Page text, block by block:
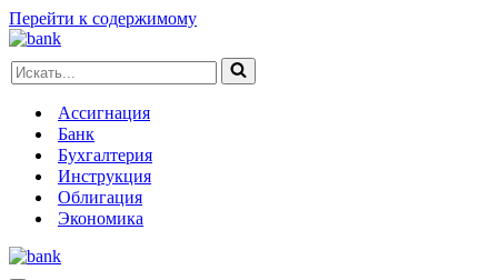
Перейти к содержимому
Искать...
Ассигнация
Банк
Бухгалтерия
Инструкция
Облигация
Экономика